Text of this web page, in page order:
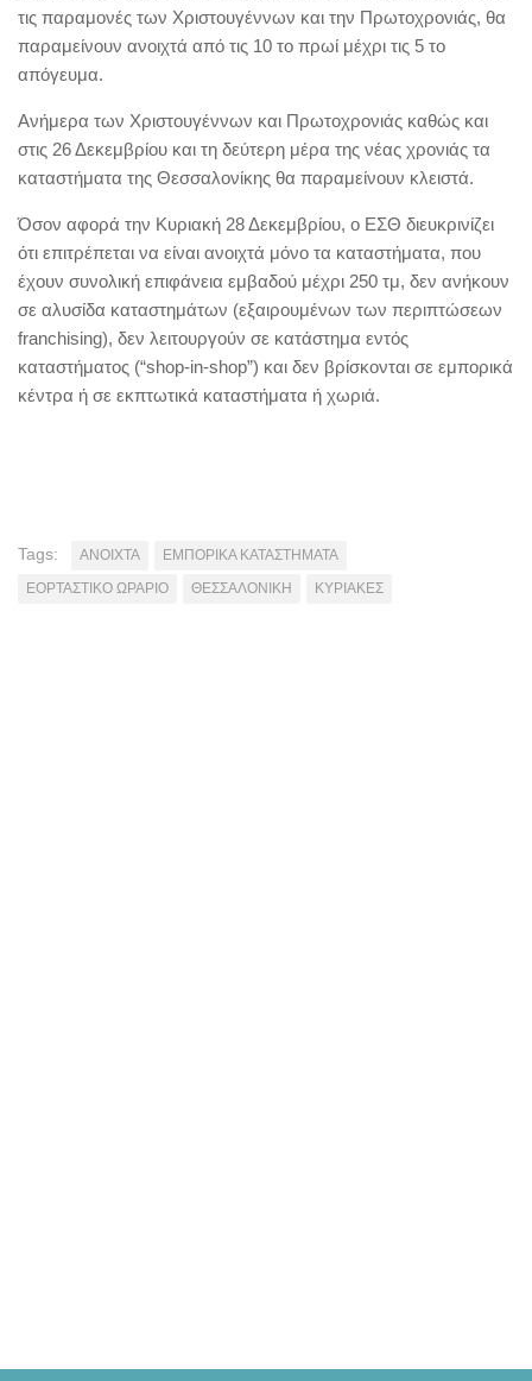
τις παραμονές των Χριστουγέννων και την Πρωτοχρονιάς, θα
παραμείνουν ανοιχτά από τις 10 το πρωί μέχρι τις 5 το
απόγευμα.
Ανήμερα των Χριστουγέννων και Πρωτοχρονιάς καθώς και
στις 26 Δεκεμβρίου και τη δεύτερη μέρα της νέας χρονιάς τα
καταστήματα της Θεσσαλονίκης θα παραμείνουν κλειστά.
Όσον αφορά την Κυριακή 28 Δεκεμβρίου, ο ΕΣΘ διευκρινίζει
ότι επιτρέπεται να είναι ανοιχτά μόνο τα καταστήματα, που
έχουν συνολική επιφάνεια εμβαδού μέχρι 250 τμ, δεν ανήκουν
σε αλυσίδα καταστημάτων (εξαιρουμένων των περιπτώσεων
franchising), δεν λειτουργούν σε κατάστημα εντός
καταστήματος (“shop-in-shop”) και δεν βρίσκονται σε εμπορικά
κέντρα ή σε εκπτωτικά καταστήματα ή χωριά.
Tags: ΑΝΟΙΧΤΑ
ΕΜΠΟΡΙΚΑ ΚΑΤΑΣΤΗΜΑΤΑ
ΕΟΡΤΑΣΤΙΚΟ ΩΡΑΡΙΟ
ΘΕΣΣΑΛΟΝΙΚΗ ΚΥΡΙΑΚΕΣ